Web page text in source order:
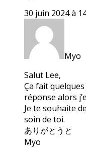
30 juin 2024 à
Myo
Salut Lee,
Ça fait
réponse alors
Je te souhaite
soin de toi.
ありがとうと
Myo